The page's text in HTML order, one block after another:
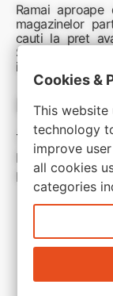
Ramai
magazinelor
cauti la pret
Sunteti aici
inspirate
Link-uri
Termeni si
Politica de
Politica de
Cookies &
This website
technology
improve
all cookies
categories